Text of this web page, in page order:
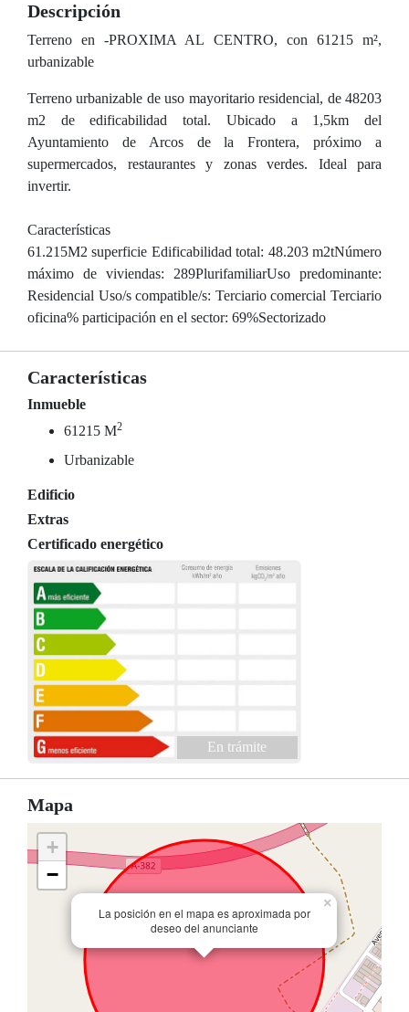
Descripción
Terreno en -PROXIMA AL CENTRO, con 61215 m²,
urbanizable
Terreno urbanizable de uso mayoritario residencial, de 48203
m2 de edificabilidad total. Ubicado a 1,5km del
Ayuntamiento de Arcos de la Frontera, próximo a
supermercados, restaurantes y zonas verdes. Ideal para
invertir.
Características
61.215M2 superficie Edificabilidad total: 48.203 m2tNúmero
máximo de viviendas: 289PlurifamiliarUso predominante:
Residencial Uso/s compatible/s: Terciario comercial Terciario
oficina% participación en el sector: 69%Sectorizado
Características
Inmueble
61215 M2
Urbanizable
Edificio
Extras
Certificado energético
En trámite
Mapa
La posición en el mapa es aproximada por
deseo del anunciante
×
+
−